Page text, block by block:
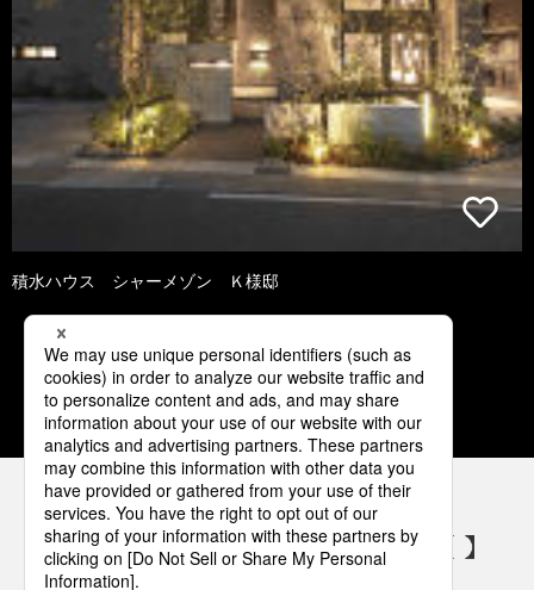
積水ハウス シャーメゾン Ｋ様邸
2 3 4 5 6
パナソニックの電気設備 SNSアカウント